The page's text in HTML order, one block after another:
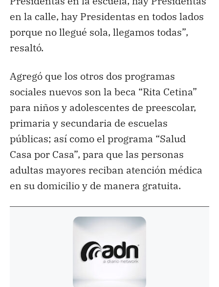
en la calle, hay Presidentas en todos lados
porque no llegué sola, llegamos todas”,
resaltó.
Agregó que los otros dos programas
sociales nuevos son la beca “Rita Cetina”
para niños y adolescentes de preescolar,
primaria y secundaria de escuelas
públicas; así como el programa “Salud
Casa por Casa”, para que las personas
adultas mayores reciban atención médica
en su domicilio y de manera gratuita.